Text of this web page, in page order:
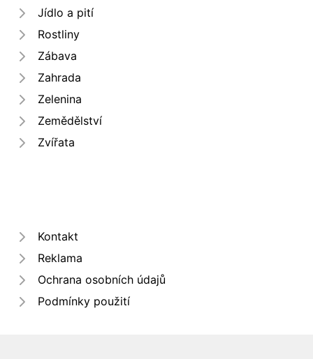
Jídlo a pití
Rostliny
Zábava
Zahrada
Zelenina
Zemědělství
Zvířata
Kontakt
Reklama
Ochrana osobních údajů
Podmínky použití